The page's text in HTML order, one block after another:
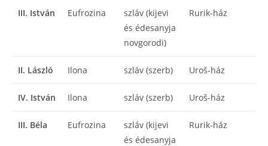
III. István Eufrozina
szláv (kijevi
és édesanyja
novgorodi)
Rurik-ház
II. László Ilona szláv (szerb) Uroš-ház
IV. István Ilona szláv (szerb) Uroš-ház
III. Béla Eufrozina
szláv (kijevi
és édesanyja
Rurik-ház